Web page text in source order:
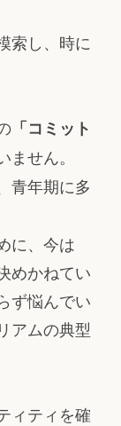
索し、時に
「コミット
せん。
青年期に多
に、今は
めかねてい
ず悩んでい
アムの典型
ィティを確